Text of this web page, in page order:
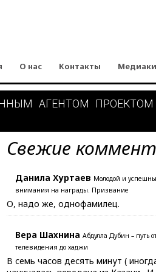
О нас Контакты
АГЕНТОМ ПРОЕКТОМ
Свежие
Данила Хуртаев Молодой и
внимания на награды. Призвание
О, надо же, однофамилец.
Вера Шахнина Абдулла Дубин – путь
телевидения до хаджи
В семь часов десять минут (